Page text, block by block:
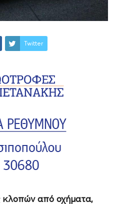
Twitter
κλοπών από οχήματα,